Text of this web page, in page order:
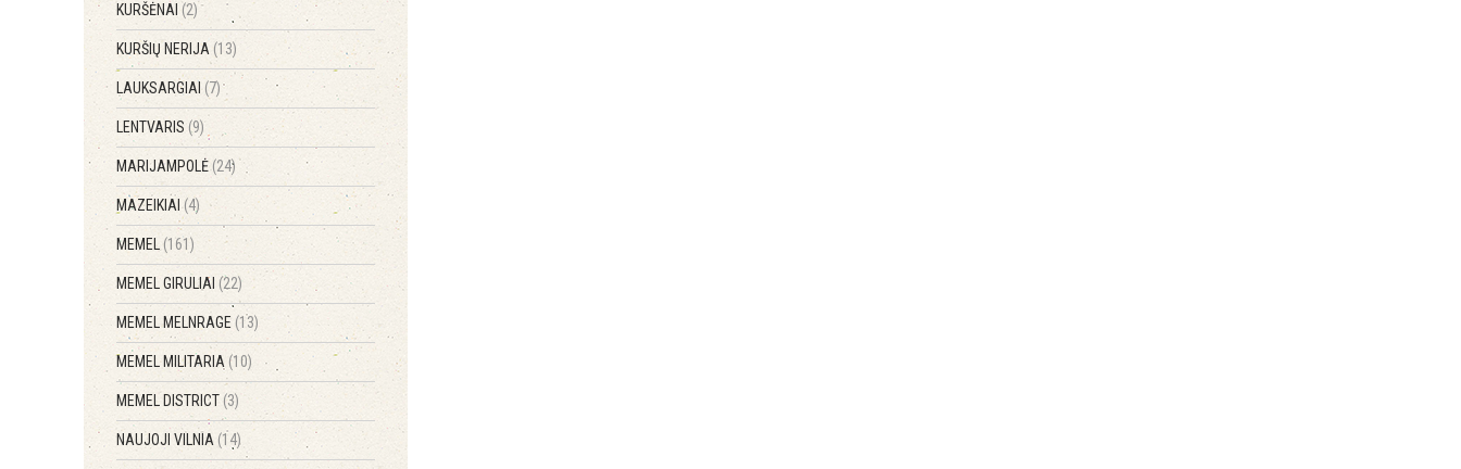
KURŠĖNAI (2)
KURŠIŲ NERIJA (13)
LAUKSARGIAI (7)
LENTVARIS (9)
MARIJAMPOLĖ (24)
MAZEIKIAI(4)
MEMEL (161)
MEMEL GIRULIAI (22)
MEMEL MELNRAGE (13)
MEMEL MILITARIA (10)
MEMEL DISTRICT (3)
NAUJOJI VILNIA (14)